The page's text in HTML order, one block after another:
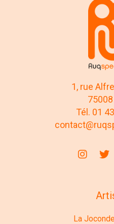
1, rue
75008
Tél. 01
La